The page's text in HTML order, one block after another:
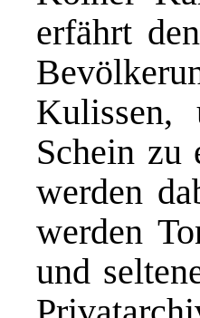
erfährt
Schein zu
werden
werden
und